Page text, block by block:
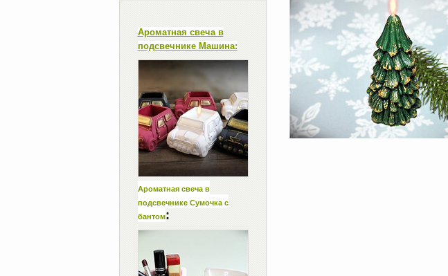
Ароматная свеча в
подсвечнике Машина:
Ароматная свеча в
подсвечнике Сумочка с
бантом: